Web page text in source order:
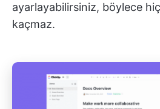
ayarlayabilirsiniz, böylece
kaçmaz.